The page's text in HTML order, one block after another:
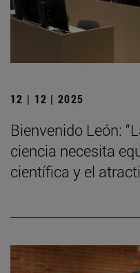
12 | 12 | 2025
Bienvenido León:
ciencia necesita
científica y el